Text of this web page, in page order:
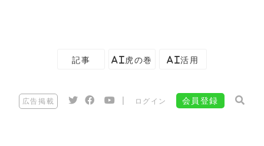
記事 AI虎の巻 AI活用
広告掲載 ログイン 会員登録